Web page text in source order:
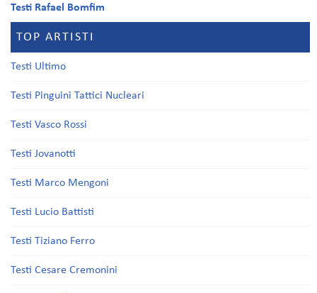
Testi Rafael Bomfim
TOP ARTISTI
Testi Ultimo
Testi Pinguini Tattici Nucleari
Testi Vasco Rossi
Testi Jovanotti
Testi Marco Mengoni
Testi Lucio Battisti
Testi Tiziano Ferro
Testi Cesare Cremonini